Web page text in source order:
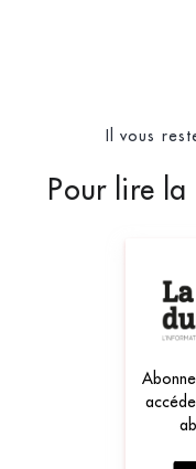
Il vous
Pour lire la